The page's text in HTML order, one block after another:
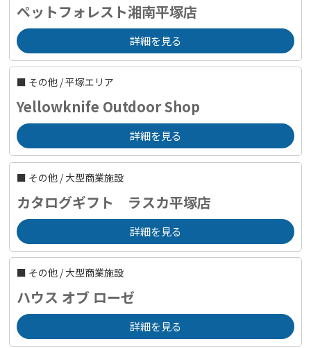
ペットフォレスト湘南平塚店
詳細を見る
■ その他 /平塚エリア
Yellowknife Outdoor Shop
詳細を見る
■ その他 /大型商業施設
カタログギフト ラスカ平塚店
詳細を見る
■ その他 /大型商業施設
ハウス オブ ローゼ
詳細を見る